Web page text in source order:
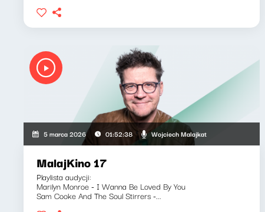
5 marca 2026 01:52:38 Wojciech Malajkat
MalajKino 17
Playlista audycji:
Marilyn Monroe - I Wanna Be Loved By You
Sam Cooke And The Soul Stirrers -...